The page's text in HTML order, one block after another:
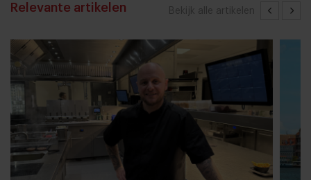
Bekijk alle artikelen
Relevante artikelen